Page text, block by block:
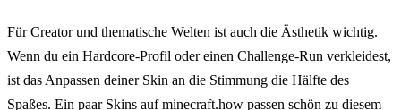
Für Creator und thematische Welten ist auch die Ästhetik wichtig.
Wenn du ein Hardcore-Profil oder einen Challenge-Run verkleidest,
ist das Anpassen deiner Skin an die Stimmung die Hälfte des
Spaßes. Ein paar Skins auf minecraft.how passen schön zu diesem